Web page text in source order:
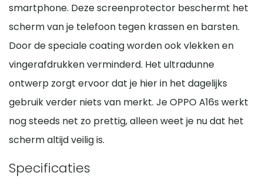
smartphone. Deze screenprotector beschermt het
scherm van je telefoon tegen krassen en barsten.
Door de speciale coating worden ook vlekken en
vingerafdrukken verminderd. Het ultradunne
ontwerp zorgt ervoor dat je hier in het dagelijks
gebruik verder niets van merkt. Je OPPO A16s werkt
nog steeds net zo prettig, alleen weet je nu dat het
scherm altijd veilig is.
Specificaties